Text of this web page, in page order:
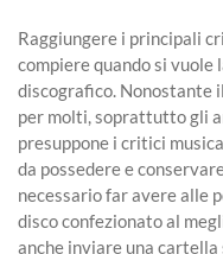
Raggiungere i principali
compiere quando si
discografico. Nonostante
per molti, soprattutto gli
presuppone i critici
da possedere e
necessario far avere alle
disco confezionato al
anche inviare una